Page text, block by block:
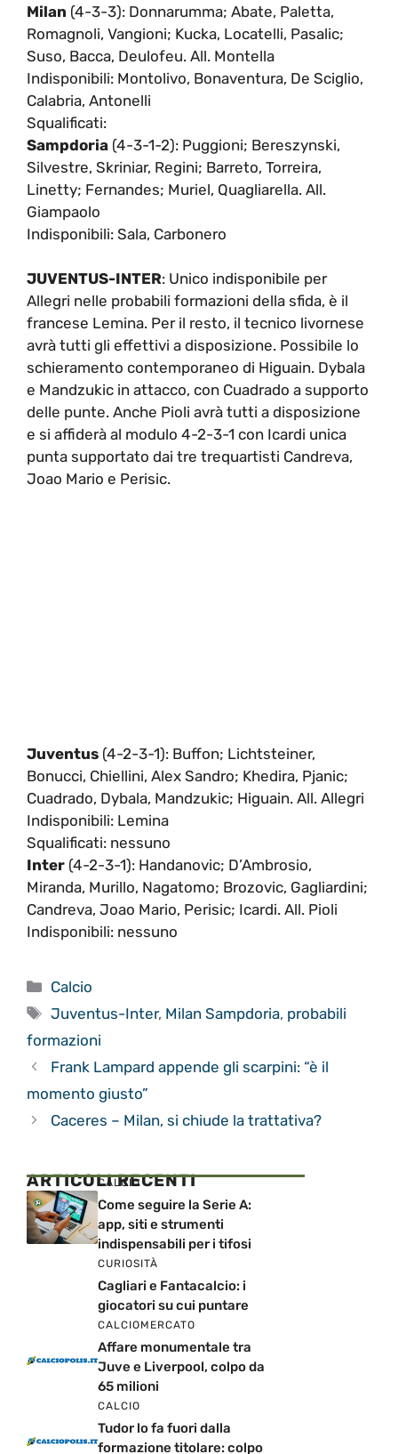
Milan (4-3-3): Donnarumma; Abate, Paletta,
Romagnoli, Vangioni; Kucka, Locatelli, Pasalic;
Suso, Bacca, Deulofeu. All. Montella
Indisponibili: Montolivo, Bonaventura, De Sciglio,
Calabria, Antonelli
Squalificati:
Sampdoria (4-3-1-2): Puggioni; Bereszynski,
Silvestre, Skriniar, Regini; Barreto, Torreira,
Linetty; Fernandes; Muriel, Quagliarella. All.
Giampaolo
Indisponibili: Sala, Carbonero
JUVENTUS-INTER: Unico indisponibile per
Allegri nelle probabili formazioni della sfida, è il
francese Lemina. Per il resto, il tecnico livornese
avrà tutti gli effettivi a disposizione. Possibile lo
schieramento contemporaneo di Higuain. Dybala
e Mandzukic in attacco, con Cuadrado a supporto
delle punte. Anche Pioli avrà tutti a disposizione
e si affiderà al modulo 4-2-3-1 con Icardi unica
punta supportato dai tre trequartisti Candreva,
Joao Mario e Perisic.
Juventus (4-2-3-1): Buffon; Lichtsteiner,
Bonucci, Chiellini, Alex Sandro; Khedira, Pjanic;
Cuadrado, Dybala, Mandzukic; Higuain. All. Allegri
Indisponibili: Lemina
Squalificati: nessuno
Inter (4-2-3-1): Handanovic; D’Ambrosio,
Miranda, Murillo, Nagatomo; Brozovic, Gagliardini;
Candreva, Joao Mario, Perisic; Icardi. All. Pioli
Indisponibili: nessuno
Categorie
Calcio
Tag
Juventus-Inter, Milan Sampdoria, probabili
formazioni
Frank Lampard appende gli scarpini: “è il
momento giusto”
Caceres – Milan, si chiude la trattativa?
ARTICOLI RECENTI
CALCIO
Come seguire la Serie A:
app, siti e strumenti
indispensabili per i tifosi
CURIOSITÀ
Cagliari e Fantacalcio: i
giocatori su cui puntare
CALCIOMERCATO
Affare monumentale tra
Juve e Liverpool, colpo da
65 milioni
CALCIO
Tudor lo fa fuori dalla
formazione titolare: colpo